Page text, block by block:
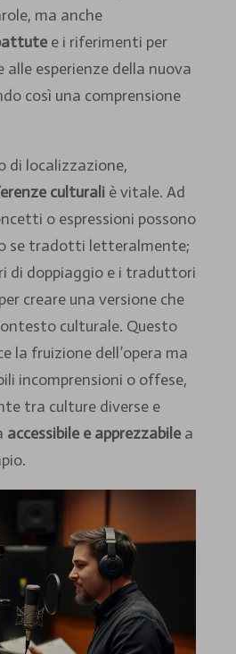
ma anche
e i riferimenti per
alle esperienze della nuova
così una comprensione
di localizzazione,
culturaliè vitale. Ad
o espressioni possono
se tradotti letteralmente;
di doppiaggio e i traduttori
creare una versione che
culturale. Questo
la fruizione dell’opera ma
incomprensioni o offese,
tra culture diverse e
accessibile e apprezzabilea